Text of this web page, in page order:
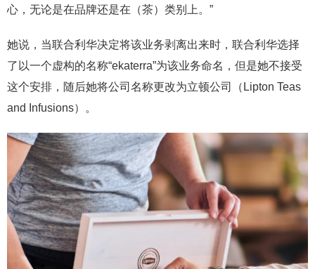
心，无论是在品牌还是在（茶）类别上。”
她说，当联合利华决定将该业务剥离出来时，联合利华选择
了以一个虚构的名称“ekaterra”为该业务命名，但是她不接受
这个安排，随后她将公司名称更改为立顿公司（Lipton Teas
and Infusions）。